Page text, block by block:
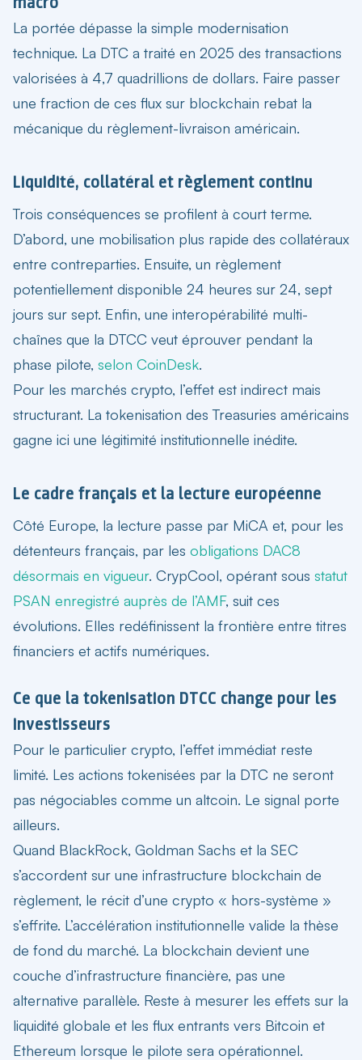
La portée dépasse la simple modernisation
technique. La DTC a traité en 2025 des transactions
valorisées à 4,7 quadrillions de dollars. Faire passer
une fraction de ces flux sur blockchain rebat la
mécanique du règlement-livraison américain.
Liquidité, collatéral et règlement continu
Trois conséquences se profilent à court terme.
D’abord, une mobilisation plus rapide des collatéraux
entre contreparties. Ensuite, un règlement
potentiellement disponible 24 heures sur 24, sept
jours sur sept. Enfin, une interopérabilité multi-
chaînes que la DTCC veut éprouver pendant la
phase pilote, selon CoinDesk.
Pour les marchés crypto, l’effet est indirect mais
structurant. La tokenisation des Treasuries américains
gagne ici une légitimité institutionnelle inédite.
Le cadre français et la lecture européenne
Côté Europe, la lecture passe par MiCA et, pour les
détenteurs français, par les obligations DAC8
désormais en vigueur. CrypCool, opérant sous statut
PSAN enregistré auprès de l’AMF, suit ces
évolutions. Elles redéfinissent la frontière entre titres
financiers et actifs numériques.
Ce que la tokenisation DTCC change pour les
investisseurs
Pour le particulier crypto, l’effet immédiat reste
limité. Les actions tokenisées par la DTC ne seront
pas négociables comme un altcoin. Le signal porte
ailleurs.
Quand BlackRock, Goldman Sachs et la SEC
s’accordent sur une infrastructure blockchain de
règlement, le récit d’une crypto « hors-système »
s’effrite. L’accélération institutionnelle valide la thèse
de fond du marché. La blockchain devient une
couche d’infrastructure financière, pas une
alternative parallèle. Reste à mesurer les effets sur la
liquidité globale et les flux entrants vers Bitcoin et
Ethereum lorsque le pilote sera opérationnel.